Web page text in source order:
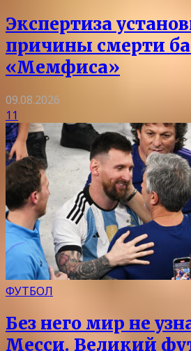
Экспертиза
причины смерти
«Мемфиса»
09.08.2026
11
ФУТБОЛ
Без него мир не
Месси. Великий